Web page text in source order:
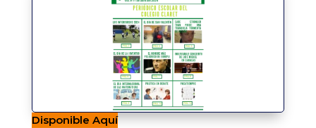
Disponible Aquí